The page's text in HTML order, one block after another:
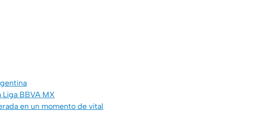
BBVA MX
en un momento de vital